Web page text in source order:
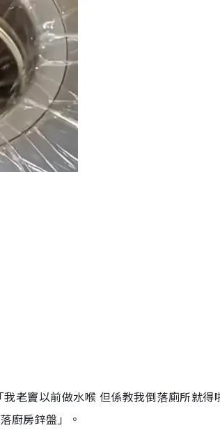
老竇以前做水喉 但係教我倒落廁所就得
廚房鋅盤」。